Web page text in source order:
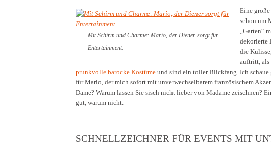
Mit Schirm und Charme: Mario, der Diener sorgt für
Entertainment.
Eine
schon um
„Garten“
dekorierte
die
auftritt, als
prunkvolle barocke Kostüme und sind ein toller Blickfang. Ich schaue
für Mario, der mich sofort mit unverwechselbarem französischem
Dame? Warum lassen Sie sisch nicht lieber von Madame zeischnen?
gut, warum nicht.
SCHNELLZEICHNER FÜR EVENTS MIT